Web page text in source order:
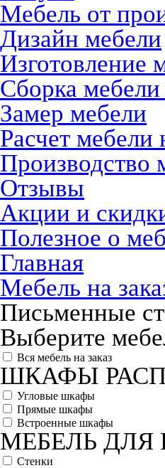
Мебель от
Дизайн мебели
Изготовление
Сборка
Замер мебели
Расчет мебели
Производство
Отзывы
Акции и
Полезное о
Главная
Мебель на
Письменные
Выберите
Вся мебель на заказ
ШКАФЫ
Угловые шкафы
Прямые шкафы
Встроенные шкафы
МЕБЕЛЬ ДЛЯ
Стенки